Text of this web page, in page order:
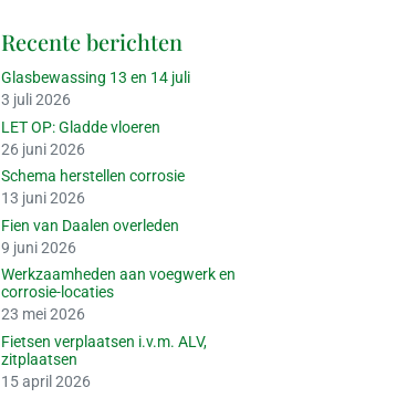
Recente berichten
Glasbewassing 13 en 14 juli
3 juli 2026
LET OP: Gladde vloeren
26 juni 2026
Schema herstellen corrosie
13 juni 2026
Fien van Daalen overleden
9 juni 2026
Werkzaamheden aan voegwerk en
corrosie-locaties
23 mei 2026
Fietsen verplaatsen i.v.m. ALV,
zitplaatsen
15 april 2026